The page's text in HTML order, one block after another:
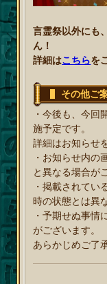
言霊祭以外にも
ん！
詳細はこちらを
その他ご
・今後も、今回
施予定です。
詳細はお知らせ
・お知らせ内の
と異なる場合が
・掲載されてい
時の状態とは異
・予期せぬ事情
がございます。
あらかじめご了